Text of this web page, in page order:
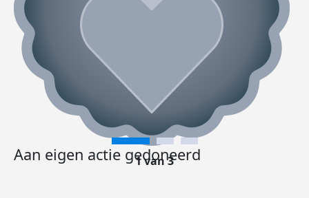
Aan eigen actie gedoneerd
1 van 3